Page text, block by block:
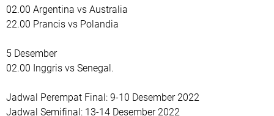
02.00 Argentina vs Australia
22.00 Prancis vs Polandia
5 Desember
02.00 Inggris vs Senegal.
Jadwal Perempat Final: 9-10 Desember 2022
Jadwal Semifinal: 13-14 Desember 2022